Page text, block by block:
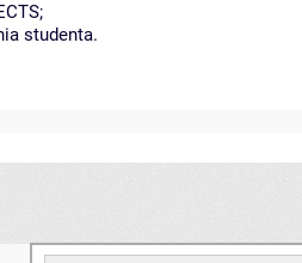
studenta.